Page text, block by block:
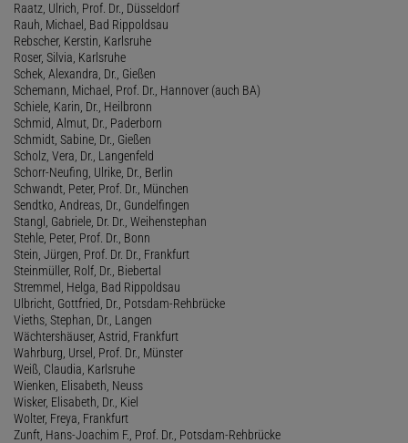
Raatz, Ulrich, Prof. Dr., Düsseldorf
Rauh, Michael, Bad Rippoldsau
Rebscher, Kerstin, Karlsruhe
Roser, Silvia, Karlsruhe
Schek, Alexandra, Dr., Gießen
Schemann, Michael, Prof. Dr., Hannover (auch BA)
Schiele, Karin, Dr., Heilbronn
Schmid, Almut, Dr., Paderborn
Schmidt, Sabine, Dr., Gießen
Scholz, Vera, Dr., Langenfeld
Schorr-Neufing, Ulrike, Dr., Berlin
Schwandt, Peter, Prof. Dr., München
Sendtko, Andreas, Dr., Gundelfingen
Stangl, Gabriele, Dr. Dr., Weihenstephan
Stehle, Peter, Prof. Dr., Bonn
Stein, Jürgen, Prof. Dr. Dr., Frankfurt
Steinmüller, Rolf, Dr., Biebertal
Stremmel, Helga, Bad Rippoldsau
Ulbricht, Gottfried, Dr., Potsdam-Rehbrücke
Vieths, Stephan, Dr., Langen
Wächtershäuser, Astrid, Frankfurt
Wahrburg, Ursel, Prof. Dr., Münster
Weiß, Claudia, Karlsruhe
Wienken, Elisabeth, Neuss
Wisker, Elisabeth, Dr., Kiel
Wolter, Freya, Frankfurt
Zunft, Hans-Joachim F., Prof. Dr., Potsdam-Rehbrücke